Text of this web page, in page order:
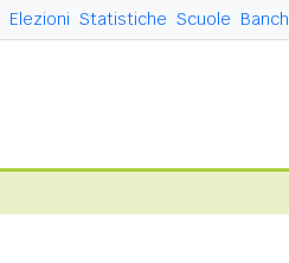
Elezioni Statistiche Scuole